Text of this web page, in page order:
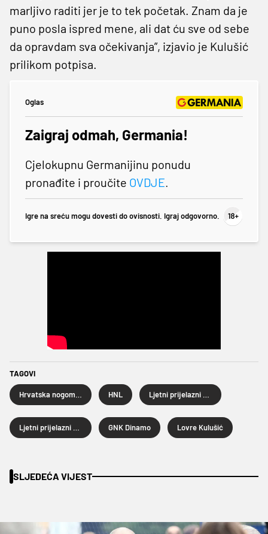
marljivo raditi jer je to tek početak. Znam da je
puno posla ispred mene, ali dat ću sve od sebe
da opravdam sva očekivanja”, izjavio je Kulušić
prilikom potpisa.
Oglas
Zaigraj odmah, Germania!
Cjelokupnu Germanijinu ponudu
pronađite i proučite OVDJE.
Igre na sreću mogu dovesti do ovisnosti. Igraj odgovorno.
TAGOVI
HNL
GNK Dinamo Lovre Kulušić
SLJEDEĆA VIJEST